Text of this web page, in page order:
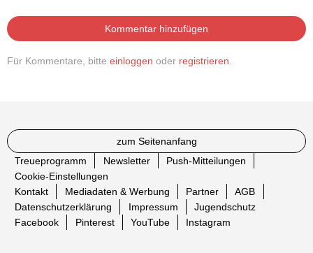
Kommentar hinzufügen
Für Kommentare, bitte einloggen oder registrieren
zum Seitenanfang
Treueprogramm
Newsletter
Push-Mitteilungen
Cookie-Einstellungen
Kontakt
Mediadaten & Werbung Partner
AGB
Datenschutzerklärung
Impressum
Jugendschutz
Facebook
Pinterest YouTube Instagram